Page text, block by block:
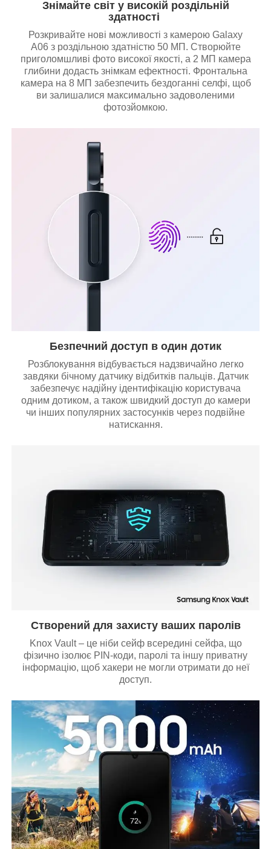
Знімайте світ у високій роздільній
здатності
Розкривайте нові можливості з камерою Galaxy
A06 з роздільною здатністю 50 МП. Створюйте
приголомшливі фото високої якості, а 2 МП камера
глибини додасть знімкам ефектності. Фронтальна
камера на 8 МП забезпечить бездоганні селфі, щоб
ви залишалися максимально задоволеними
фотозйомкою.
Безпечний доступ в один дотик
Розблокування відбувається надзвичайно легко
завдяки бічному датчику відбитків пальців. Датчик
забезпечує надійну ідентифікацію користувача
одним дотиком, а також швидкий доступ до камери
чи інших популярних застосунків через подвійне
натискання.
Створений для захисту ваших паролів
Knox Vault – це ніби сейф всередині сейфа, що
фізично ізолює PIN-коди, паролі та іншу приватну
інформацію, щоб хакери не могли отримати до неї
доступ.